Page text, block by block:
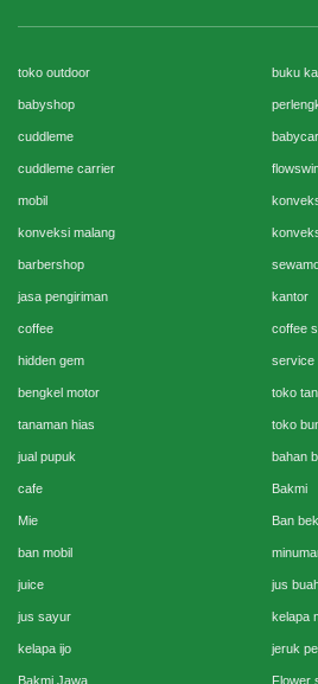
toko outdoor buku
babyshop
cuddleme
cuddleme carrier
mobil
konveksi malang
barbershop
jasa pengiriman kantor
coffee coffee
hidden gem service
bengkel motor toko
tanaman hias toko
jual pupuk bahan
cafe Bakmi
Mie Ban
ban mobil
juice jus
jus sayur kelapa
kelapa ijo jeruk
Bakmi Jawa Flower